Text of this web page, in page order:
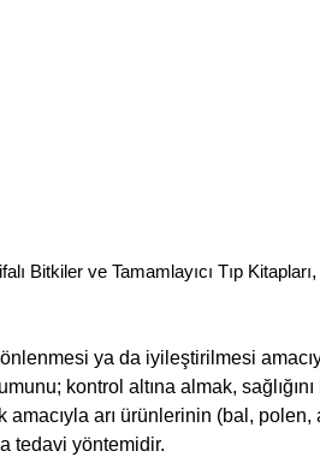
Bitkiler ve Tamamlayıcı Tıp Kitapları,
ya da iyileştirilmesi
kontrol altına almak, sağlığını
arı ürünlerinin (bal, polen,
tedavi yöntemidir.